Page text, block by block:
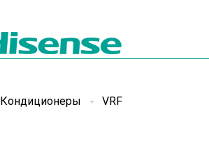
Кондиционеры VRF